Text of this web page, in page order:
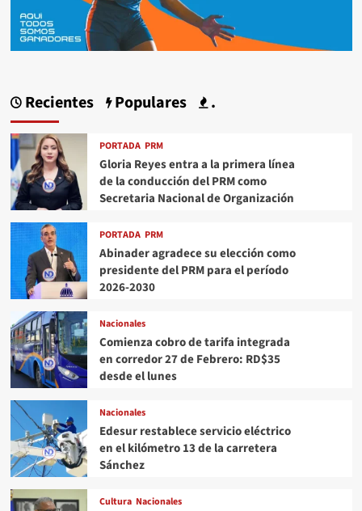
Recientes Populares .
PORTADA PRM
Gloria Reyes entra a la primera línea
de la conducción del PRM como
Secretaria Nacional de Organización
PORTADA PRM
Abinader agradece su elección como
presidente del PRM para el período
2026-2030
Nacionales
Comienza cobro de tarifa integrada
en corredor 27 de Febrero: RD$35
desde el lunes
Nacionales
Edesur restablece servicio eléctrico
en el kilómetro 13 de la carretera
Sánchez
Cultura Nacionales